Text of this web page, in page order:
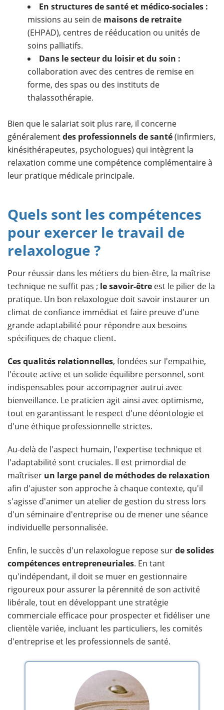
En structures de santé et médico-sociales :
missions au sein de maisons de retraite
(EHPAD), centres de rééducation ou unités de
soins palliatifs.
Dans le secteur du loisir et du soin :
collaboration avec des centres de remise en
forme, des spas ou des instituts de
thalassothérapie.
Bien que le salariat soit plus rare, il concerne
généralementdes professionnels de santé(infirmiers,
kinésithérapeutes, psychologues) qui intègrent la
relaxation comme une compétence complémentaire à
leur pratique médicale principale.
Quels sont les compétences
pour exercer le travail de
relaxologue ?
Pour réussir dans les métiers du bien-être, la maîtrise
technique ne suffit pas ; le savoir-être est le pilier de la
pratique. Un bon relaxologue doit savoir instaurer un
climat de confiance immédiat et faire preuve d'une
grande adaptabilité pour répondre aux besoins
spécifiques de chaque client.
Ces qualités relationnelles, fondées sur l'empathie,
l'écoute active et un solide équilibre personnel, sont
indispensables pour accompagner autrui avec
bienveillance. Le praticien agit ainsi avec optimisme,
tout en garantissant le respect d'une déontologie et
d'une éthique professionnelle strictes.
Au-delà de l'aspect humain, l'expertise technique et
l'adaptabilité sont cruciales. Il est primordial de
maîtriser un large panel de méthodes de relaxation
afin d'ajuster son approche à chaque contexte, qu'il
s'agisse d'animer un atelier de gestion du stress lors
d'un séminaire d'entreprise ou de mener une séance
individuelle personnalisée.
Enfin, le succès d'un relaxologue repose surde solides
compétences entrepreneuriales. En tant
qu'indépendant, il doit se muer en gestionnaire
rigoureux pour assurer la pérennité de son activité
libérale, tout en développant une stratégie
commerciale efficace pour prospecter et fidéliser une
clientèle variée, incluant les particuliers, les comités
d'entreprise et les professionnels de santé.